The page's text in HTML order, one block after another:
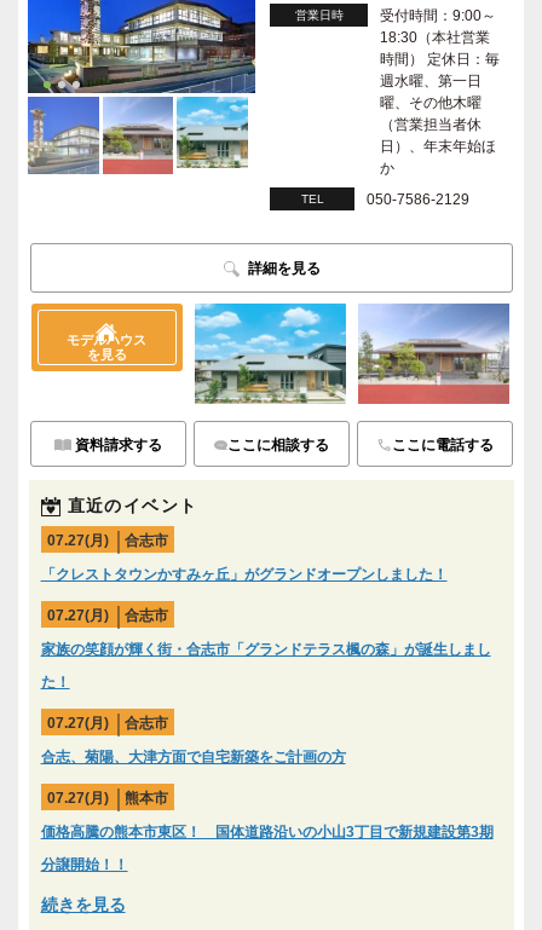
営業日時
受付時間：9:00～
18:30（本社営業
時間） 定休日：毎
週水曜、第一日
曜、その他木曜
（営業担当者休
日）、年末年始ほ
か
TEL 050-7586-2129
直近のイベント
07.27(月)
合志市
「クレストタウンかすみヶ丘」がグランドオープンしました！
07.27(月)
合志市
家族の笑顔が輝く街・合志市「グランドテラス楓の森」が誕生しまし
た！
07.27(月)
合志市
合志、菊陽、大津方面で自宅新築をご計画の方
07.27(月)
熊本市
価格高騰の熊本市東区！ 国体道路沿いの小山3丁目で新規建設第3期
分譲開始！！
続きを見る
詳細を見る
モデルハウス
を見る
資料請求する ここに相談する ここに電話する